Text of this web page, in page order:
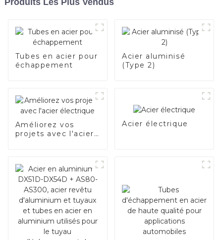
Tubes en acier pour
échappement
Acier aluminisé
(Type 2)
Améliorez vos
projets avec l'acier
Acier électrique